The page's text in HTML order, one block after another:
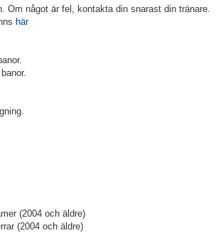
Om något är fel, kontakta din snarast din tränare.
här
(2004 och äldre)
(2004 och äldre)